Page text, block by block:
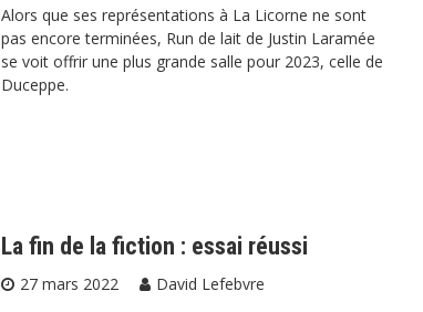
Alors que ses représentations à La Licorne ne sont
pas encore terminées, Run de lait de Justin Laramée
se voit offrir une plus grande salle pour 2023, celle de
Duceppe.
La fin de la fiction : essai réussi
27 mars 2022
David Lefebvre